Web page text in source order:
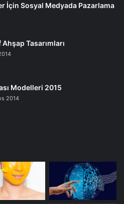
İçin Sosyal Medyada Pazarlama
Tasarımları
Modelleri 2015
2014